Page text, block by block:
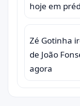
hoje em
Zé Gotinha
de João
agora